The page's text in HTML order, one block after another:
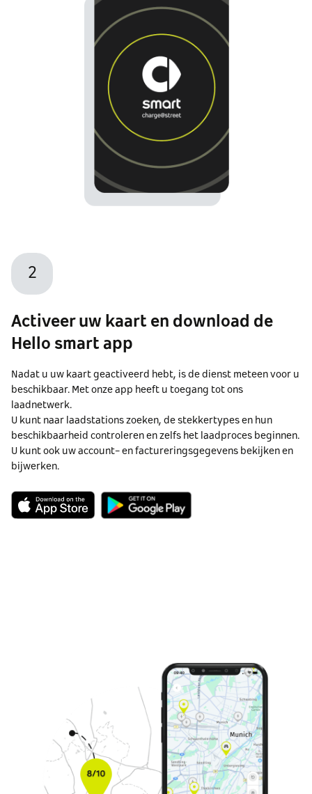
2
Activeer uw kaart en download de
Hello smart app
Nadat u uw kaart geactiveerd hebt, is de dienst meteen voor u
beschikbaar. Met onze app heeft u toegang tot ons
laadnetwerk.
U kunt naar laadstations zoeken, de stekkertypes en hun
beschikbaarheid controleren en zelfs het laadproces beginnen.
U kunt ook uw account- en factureringsgegevens bekijken en
bijwerken.